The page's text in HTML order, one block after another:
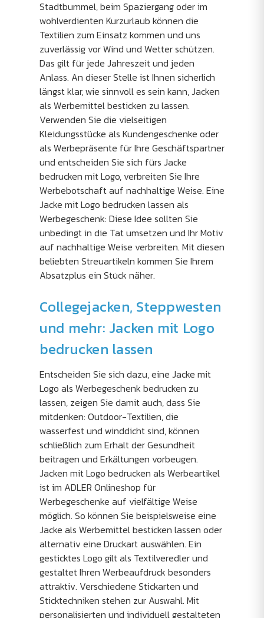
Stadtbummel, beim Spaziergang oder im
wohlverdienten Kurzurlaub können die
Textilien zum Einsatz kommen und uns
zuverlässig vor Wind und Wetter schützen.
Das gilt für jede Jahreszeit und jeden
Anlass. An dieser Stelle ist Ihnen sicherlich
längst klar, wie sinnvoll es sein kann, Jacken
als Werbemittel besticken zu lassen.
Verwenden Sie die vielseitigen
Kleidungsstücke als Kundengeschenke oder
als Werbepräsente für Ihre Geschäftspartner
und entscheiden Sie sich fürs Jacke
bedrucken mit Logo, verbreiten Sie Ihre
Werbebotschaft auf nachhaltige Weise. Eine
Jacke mit Logo bedrucken lassen als
Werbegeschenk: Diese Idee sollten Sie
unbedingt in die Tat umsetzen und Ihr Motiv
auf nachhaltige Weise verbreiten. Mit diesen
beliebten Streuartikeln kommen Sie Ihrem
Absatzplus ein Stück näher.
Collegejacken, Steppwesten
und mehr: Jacken mit Logo
bedrucken lassen
Entscheiden Sie sich dazu, eine Jacke mit
Logo als Werbegeschenk bedrucken zu
lassen, zeigen Sie damit auch, dass Sie
mitdenken: Outdoor-Textilien, die
wasserfest und winddicht sind, können
schließlich zum Erhalt der Gesundheit
beitragen und Erkältungen vorbeugen.
Jacken mit Logo bedrucken als Werbeartikel
ist im ADLER Onlineshop für
Werbegeschenke auf vielfältige Weise
möglich. So können Sie beispielsweise eine
Jacke als Werbemittel besticken lassen oder
alternativ eine Druckart auswählen. Ein
gesticktes Logo gilt als Textilveredler und
gestaltet Ihren Werbeaufdruck besonders
attraktiv. Verschiedene Stickarten und
Sticktechniken stehen zur Auswahl. Mit
personalisierten und individuell gestalteten